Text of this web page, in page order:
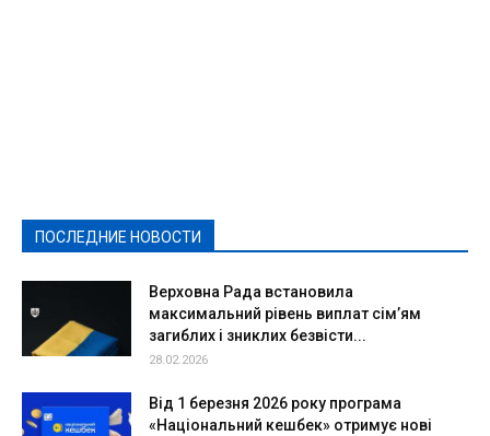
ПОСЛЕДНИЕ НОВОСТИ
Верховна Рада встановила
максимальний рівень виплат сім’ям
загиблих і зниклих безвісти...
28.02.2026
Від 1 березня 2026 року програма
«Національний кешбек» отримує нові